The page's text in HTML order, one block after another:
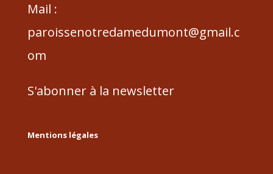
Mail :
paroissenotredamedumont@gmail.c
om
S'abonner à la newsletter
Mentions légales